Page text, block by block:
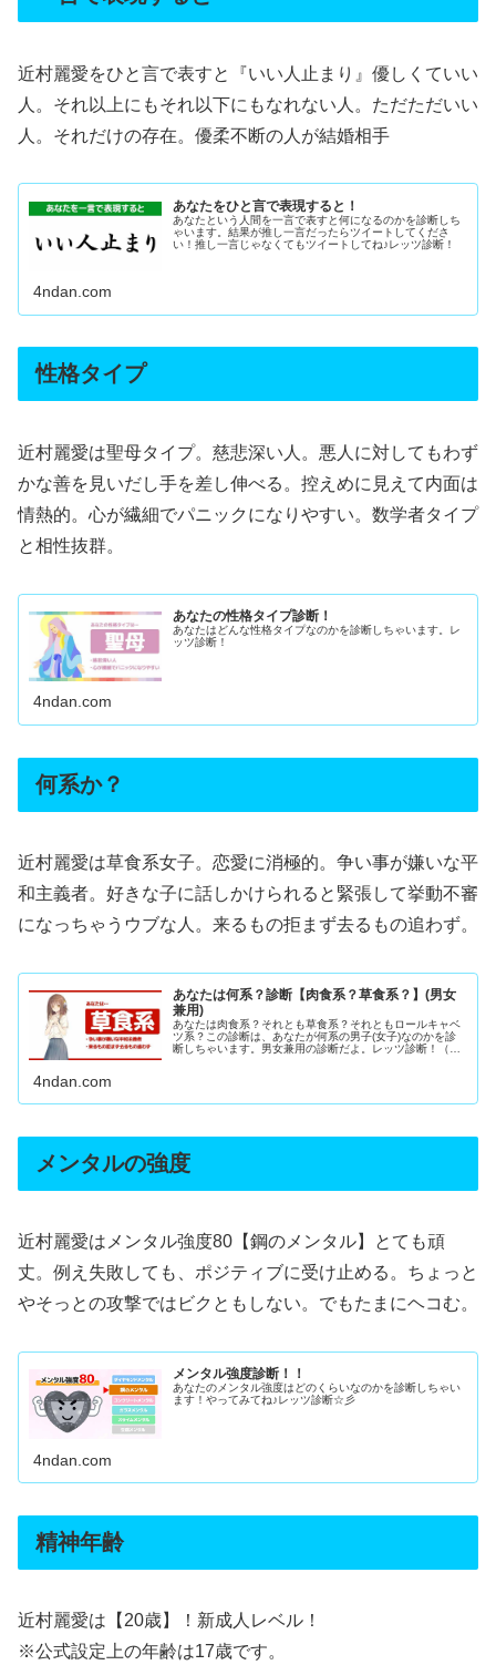
近村麗愛をひと言で表すと『いい人止まり』優しくていい
人。それ以上にもそれ以下にもなれない人。ただただいい
人。それだけの存在。優柔不断の人が結婚相手
あなたをひと言で表現すると！
あなたという人間を一言で表すと何になるのかを診断しち
ゃいます。結果が推し一言だったらツイートしてくださ
い！推し一言じゃなくてもツイートしてね♪レッツ診断！
4ndan.com
性格タイプ
近村麗愛は聖母タイプ。慈悲深い人。悪人に対してもわず
かな善を見いだし手を差し伸べる。控えめに見えて内面は
情熱的。心が繊細でパニックになりやすい。数学者タイプ
と相性抜群。
あなたの性格タイプ診断！
あなたはどんな性格タイプなのかを診断しちゃいます。レ
ッツ診断！
4ndan.com
何系か？
近村麗愛は草食系女子。恋愛に消極的。争い事が嫌いな平
和主義者。好きな子に話しかけられると緊張して挙動不審
になっちゃうウブな人。来るもの拒まず去るもの追わず。
あなたは何系？診断【肉食系？草食系？】(男女
兼用)
あなたは肉食系？それとも草食系？それともロールキャベ
ツ系？この診断は、あなたが何系の男子(女子)なのかを診
断しちゃいます。男女兼用の診断だよ。レッツ診断！（イ
4ndan.com
メンタルの強度
近村麗愛はメンタル強度80【鋼のメンタル】とても頑
丈。例え失敗しても、ポジティブに受け止める。ちょっと
やそっとの攻撃ではビクともしない。でもたまにヘコむ。
メンタル強度診断！！
あなたのメンタル強度はどのくらいなのかを診断しちゃい
ます！やってみてね♪レッツ診断☆彡
4ndan.com
精神年齢
近村麗愛は【20歳】！新成人レベル！
※公式設定上の年齢は17歳です。